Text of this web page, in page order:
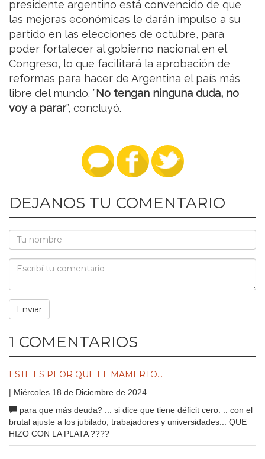
presidente argentino está convencido de que
las mejoras económicas le darán impulso a su
partido en las elecciones de octubre, para
poder fortalecer al gobierno nacional en el
Congreso, lo que facilitará la aprobación de
reformas para hacer de Argentina el país más
libre del mundo. ”No tengan ninguna duda, no
voy a parar”, concluyó.
DEJANOS TU COMENTARIO
1 COMENTARIOS
ESTE ES PEOR QUE EL MAMERTO...
| Miércoles 18 de Diciembre de 2024
para que más deuda? ... si dice que tiene déficit cero. .. con el
brutal ajuste a los jubilado, trabajadores y universidades... QUE
HIZO CON LA PLATA ????